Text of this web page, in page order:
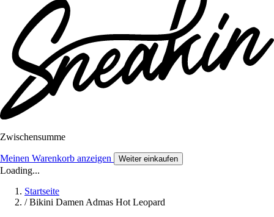
Zwischensumme
Meinen Warenkorb anzeigen Weiter einkaufen
Loading...
Startseite
/ Bikini Damen Admas Hot Leopard